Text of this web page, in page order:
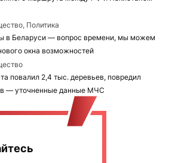
Политика
в Беларуси — вопрос времени, мы можем
окна возможностей
повалил 2,4 тыс. деревьев, повредил
— уточненные данные МЧС